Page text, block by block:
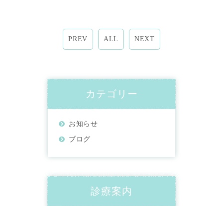
PREV ALL NEXT
カテゴリー
お知らせ
ブログ
診療案内